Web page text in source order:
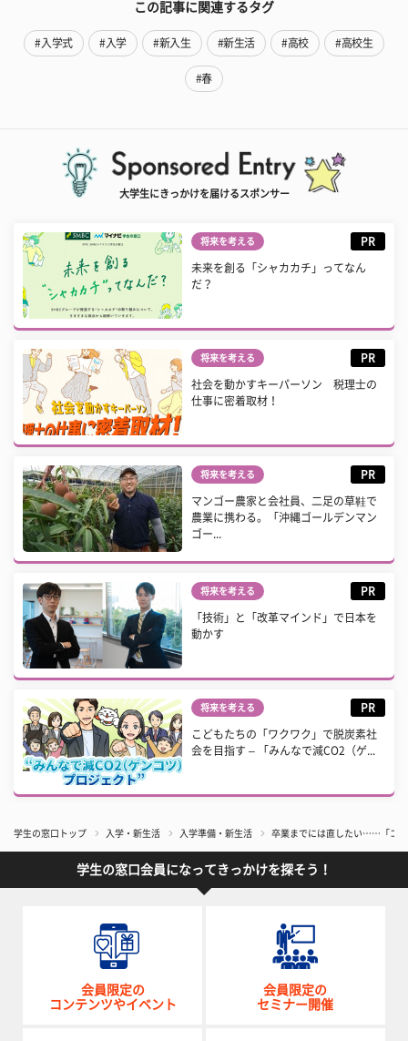
この記事に関連するタグ
#入学式 #入学 #新入生 #新生活 #高校 #高校生
#春
大学生にきっかけを届けるスポンサー
将来を考える PR
未来を創る「シャカカチ」ってなん
だ？
将来を考える PR
社会を動かすキーパーソン 税理士の
仕事に密着取材！
将来を考える PR
マンゴー農家と会社員、二足の草鞋で
農業に携わる。「沖縄ゴールデンマン
ゴー...
将来を考える PR
「技術」と「改革マインド」で日本を
動かす
将来を考える PR
こどもたちの「ワクワク」で脱炭素社
会を目指す – 「みんなで減CO2（ゲ...
学生の窓口トップ 入学・新生活 入学準備・新生活 卒業までには直したい……「コイ
学生の窓口会員になってきっかけを探そう！
会員限定の
コンテンツやイベント
会員限定の
セミナー開催